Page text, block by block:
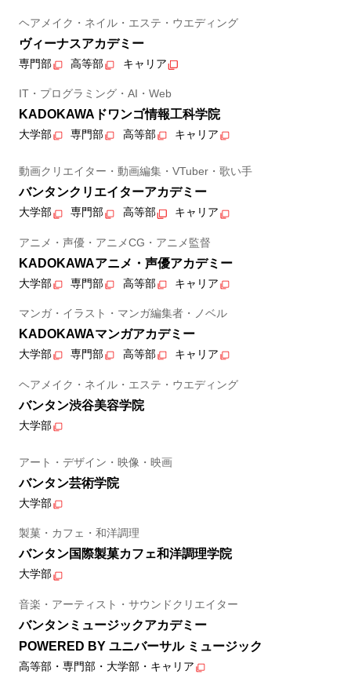
ヘアメイク・ネイル・エステ・ウエディング
ヴィーナスアカデミー
専門部 高等部 キャリア
IT・プログラミング・AI・Web
KADOKAWAドワンゴ情報工科学院
大学部 専門部 高等部 キャリア
動画クリエイター・動画編集・VTuber・歌い手
バンタンクリエイターアカデミー
大学部 専門部 高等部 キャリア
アニメ・声優・アニメCG・アニメ監督
KADOKAWAアニメ・声優アカデミー
大学部 専門部 高等部 キャリア
マンガ・イラスト・マンガ編集者・ノベル
KADOKAWAマンガアカデミー
大学部 専門部 高等部 キャリア
ヘアメイク・ネイル・エステ・ウエディング
バンタン渋谷美容学院
大学部
アート・デザイン・映像・映画
バンタン芸術学院
大学部
製菓・カフェ・和洋調理
バンタン国際製菓カフェ和洋調理学院
大学部
音楽・アーティスト・サウンドクリエイター
バンタンミュージックアカデミー
POWERED BY ユニバーサル ミュージック
高等部・専門部・大学部・キャリア